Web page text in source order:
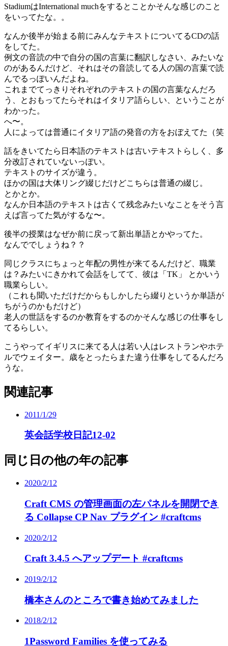
StadiumはInternational muchをするとことかそんな感じのこと
をいってたな。。
なんか後半が始まる前にみんなテキストについてるCDの話
をしてた。
例文の音読の中で自分の国の言葉に翻訳しなさい、みたいな
のがあるんだけど、それはその音読してる人の国の言葉で読
んでるっぽいんだよね。
これまでてっきりそれぞれのテキストの国の言葉なんだろ
う、とおもってたらそれはイタリア語らしい、ということが
わかった。
へ〜。
人によっては普通にイタリア語の発音の方をおぼえてた（笑
話をきいてたら日本語のテキストは古いテキストらしく、多
分改訂されていないっぽい。
テキストのサイズが違う。
ほかの国は大体リング綴じだけどこちらは普通の綴じ。
とかとか。
なんか日本語のテキストは古くて残念みたいなことをそう言
えば言ってた気がするな〜。
後半の授業はなぜか前に戻って新出単語とかやってた。
なんででしょうね？？
同じクラスにちょっと年配の男性が来てるんだけど、職業
は？みたいにきかれて会話をしてて、彼は「TK」 とかいう
職業らしい。
（これも聞いただけだからもしかしたら綴りというか単語が
ちがうのかもだけど）
老人の世話をするのか教育をするのかそんな感じの仕事をし
てるらしい。
こうやってイギリスに来てる人は若い人はレストランやホテ
ルでウェイター。歳をとったらまた違う仕事をしてるんだろ
うな。
関連記事
2011/1/29
英会話学校日記12-02
同じ日の他の年の記事
2020/2/12
Craft CMS の管理画面の左パネルを開閉でき
る Collapse CP Nav プラグイン #craftcms
2020/2/12
Craft 3.4.5 へアップデート #craftcms
2019/2/12
橋本さんのところで書き始めてみました
2018/2/12
1Password Families を使ってみる